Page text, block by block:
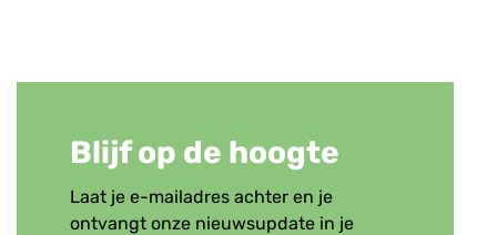
Blijf op de hoogte
Laat je e-mailadres achter en je
ontvangt onze nieuwsupdate in je